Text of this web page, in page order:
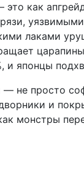
как
лаками
и японцы
— не просто
и
монстры
"Altezza": Как